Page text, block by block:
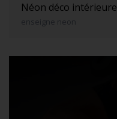
Néon déco intérieure
enseigne neon